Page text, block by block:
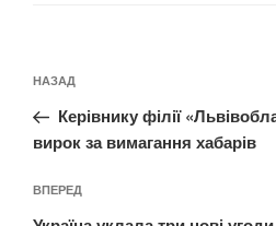
записів
Попередній
запис:
НАЗАД
Керівнику філії
вирок за вимагання хабарів
Наступний
запис
ВПЕРЕД